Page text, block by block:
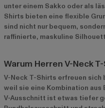
unter einem Sakko oder als
Shirts bieten eine flexible
sind nicht nur bequem,
raffinierte, maskuline
Warum Herren V-Neck
V-Neck T-Shirts erfreuen
weil sie eine Kombination aus
V-Ausschnitt ist etwas tiefer